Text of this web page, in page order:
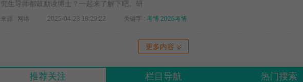
究生导师都鼓励读博士？一起来了解下吧。研
来源 : 网络 2025-04-23 18:29:22 关键字 : 考博 2026考博
更多内容
推荐关注 栏目导航 热门搜索